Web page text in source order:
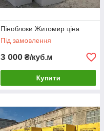
Піноблоки Житомир ціна
Під замовлення
3 000 ₴/куб.м
Купити